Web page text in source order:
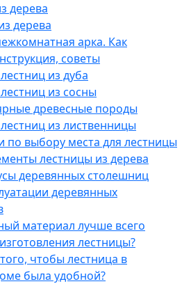
дерева
дерева
арка. Как
советы
из дуба
из сосны
древесные породы
из лиственницы
по выбору места для лестницы
лестницы из дерева
деревянных столешниц
деревянных
материал лучше всего
лестницы?
чтобы лестница в
была удобной?